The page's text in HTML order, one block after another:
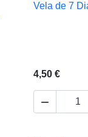
ao carrinho

Vela de 7
4,50 €
